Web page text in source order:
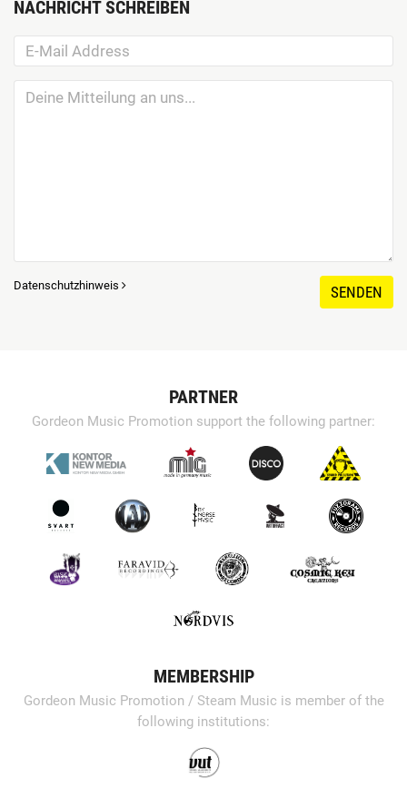
NACHRICHT SCHREIBEN
Datenschutzhinweis SENDEN
PARTNER
Gordeon Music Promotion support the following partner:
MEMBERSHIP
Gordeon Music Promotion / Steam Music is member of the
following institutions: